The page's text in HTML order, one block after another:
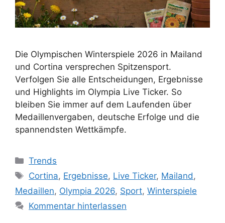
Die Olympischen Winterspiele 2026 in Mailand
und Cortina versprechen Spitzensport.
Verfolgen Sie alle Entscheidungen, Ergebnisse
und Highlights im Olympia Live Ticker. So
bleiben Sie immer auf dem Laufenden über
Medaillenvergaben, deutsche Erfolge und die
spannendsten Wettkämpfe.
Kategorien
Trends
Schlagwörter
Cortina, Ergebnisse, Live Ticker, Mailand,
Medaillen, Olympia 2026, Sport, Winterspiele
Kommentar hinterlassen